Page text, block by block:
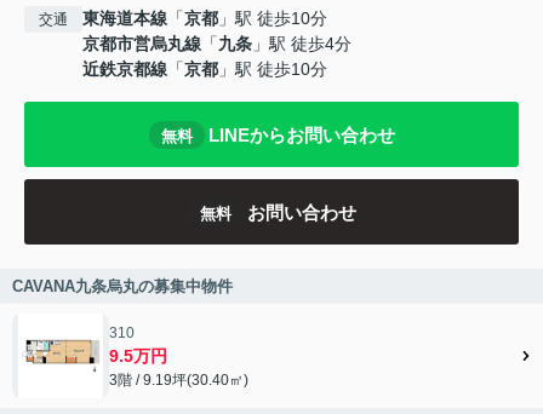
交通 東海道本線 「京都 」駅 徒歩10分
京都市営烏丸線 「九条 」駅 徒歩4分
近鉄京都線 「京都 」駅 徒歩10分
無料 LINEからお問い合わせ
無料 お問い合わせ
CAVANA九条烏丸の募集中物件
310
9.5万円
3階 / 9.19坪(30.40㎡)